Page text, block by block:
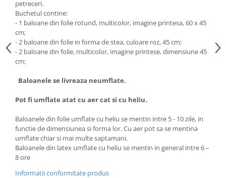
petreceri.
Buchetul contine:
- 1 baloane din folie rotund, multicolor, imagine printesa, 60 x 45
cm;
- 2 baloane din folie in forma de stea, culoare roz, 45 cm;
- 2 baloane din folie, multicolor, imagine printese, dimensiune 45
cm;
Baloanele se livreaza neumflate.
Pot fi umflate atat cu aer cat si cu heliu.
Baloanele din folie umflate cu heliu se mentin intre 5 - 10 zile, in
functie de dimensiunea si forma lor. Cu aer pot sa se mentina
umflate chiar si mai multe saptamani.
Baloanele din latex umflate cu heliu se mentin in general intre 6 –
8 ore
Informatii conformitate produs